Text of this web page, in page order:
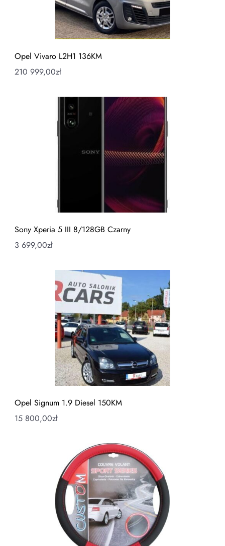
Opel Vivaro L2H1 136KM
210 999,00zł
Sony Xperia 5 III 8/128GB Czarny
3 699,00zł
Opel Signum 1.9 Diesel 150KM
15 800,00zł